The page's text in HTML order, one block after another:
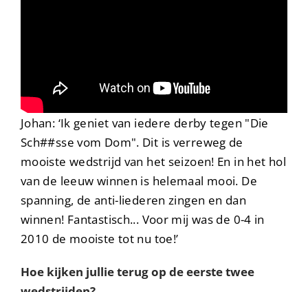
Johan: ‘Ik geniet van iedere derby tegen "Die
Sch##sse vom Dom". Dit is verreweg de
mooiste wedstrijd van het seizoen! En in het hol
van de leeuw winnen is helemaal mooi. De
spanning, de anti-liederen zingen en dan
winnen! Fantastisch... Voor mij was de 0-4 in
2010 de mooiste tot nu toe!’
Hoe kijken jullie terug op de eerste twee